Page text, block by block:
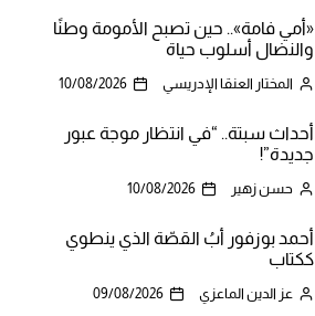
«أمي فامة».. حين تصبح الأمومة وطنًا
والنضال أسلوب حياة
المختار العنقا الإدريسي 10/08/2026
أحداث سبتة.. “في انتظار موجة عبور
جديدة”!
حسن زهير 10/08/2026
أحمد بوزفور أبُ القصّة الذي ينطوي
ككتاب
عز الدين الماعزي 09/08/2026